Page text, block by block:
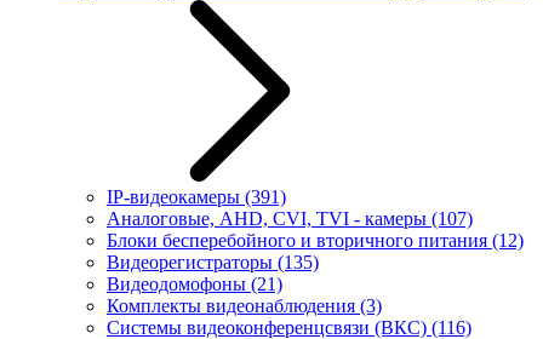
IP-видеокамеры (391)
Аналоговые, AHD, CVI, TVI - камеры (107)
Блоки бесперебойного и вторичного питания (12)
Видеорегистраторы (135)
Видеодомофоны (21)
Комплекты видеонаблюдения (3)
Системы видеоконференцсвязи (ВКС) (116)